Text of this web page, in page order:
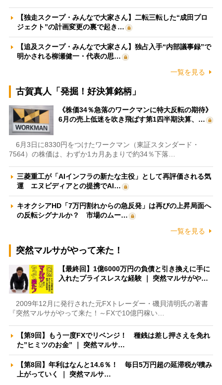
【独走スクープ・みんなで大家さん】二転三転した“成田プロ
ジェクト”の計画変更の裏で起き…
【追及スクープ・みんなで大家さん】独占入手“内部議事録”で
明かされる柳瀬健一・代表の思…
一覧を見る
古賀真人「発掘！好決算銘柄」
《株価34％急落のワークマンに特大反転の期待》
6月の売上低迷を吹き飛ばす第1四半期決算、…
6月3日に8330円をつけたワークマン（東証スタンダード・
7564）の株価は、わずか1カ月あまりで約34％下落…
三菱重工が「AIインフラの新たな主役」として再評価される気
運 エヌビディアとの提携でAI…
キオクシアHD「7万円割れからの急反発」は再びの上昇局面へ
の反転シグナルか？ 市場のムー…
一覧を見る
突然マルサがやって来た！
【最終回】1億6000万円の負債と引き換えに手に
入れたプライスレスな経験 ｜ 突然マルサがや…
2009年12月に発行された元FXトレーダー・磯貝清明氏の著書
『突然マルサがやって来た！～FXで10億円稼い…
【第9回】もう一度FXでリベンジ！ 種銭は差し押さえを免れ
た”ヒミツのお金” ｜ 突然マルサ…
【第8回】年利はなんと14.6％！ 毎日5万円超の延滞税が積み
上がっていく ｜ 突然マルサ…